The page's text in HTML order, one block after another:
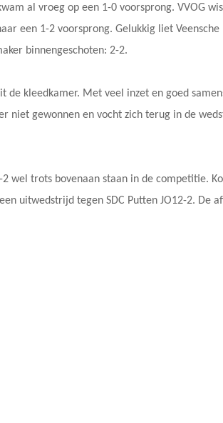
al vroeg op een 1-0 voorsprong. VVOG
een 1-2 voorsprong. Gelukkig liet Veensche
binnengeschoten: 2-2.
de kleedkamer. Met veel inzet en goed
niet gewonnen en vocht zich terug in de
wel trots bovenaan staan in de competitie.
uitwedstrijd tegen SDC Putten JO12-2. De